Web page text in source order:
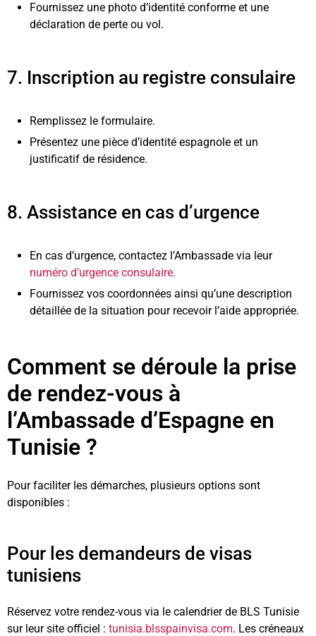
Fournissez une photo d’identité conforme et une
déclaration de perte ou vol.
7. Inscription au registre consulaire
Remplissez le formulaire.
Présentez une pièce d’identité espagnole et un
justificatif de résidence.
8. Assistance en cas d’urgence
En cas d’urgence, contactez l’Ambassade via leur
numéro d’urgence consulaire.
Fournissez vos coordonnées ainsi qu’une description
détaillée de la situation pour recevoir l’aide appropriée.
Comment se déroule la prise
de rendez-vous à
l’Ambassade d’Espagne en
Tunisie ?
Pour faciliter les démarches, plusieurs options sont
disponibles :
Pour les demandeurs de visas
tunisiens
Réservez votre rendez-vous via le calendrier de BLS Tunisie
sur leur site officiel : tunisia.blsspainvisa.com. Les créneaux